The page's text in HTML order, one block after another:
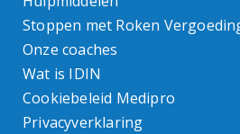
Stoppen met Roken
Onze coaches
Wat is IDIN
Cookiebeleid Medipro
Privacyverklaring